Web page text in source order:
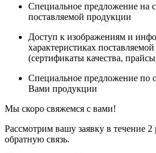
Специальное предложение на
поставляемой продукции
Доступ к изображениям и
характеристиках
(сертификаты качества,
Специальное предложение по
Вами продукции
Мы скоро свяжемся с вами!
Рассмотрим вашу заявку в течение
обратную связь.